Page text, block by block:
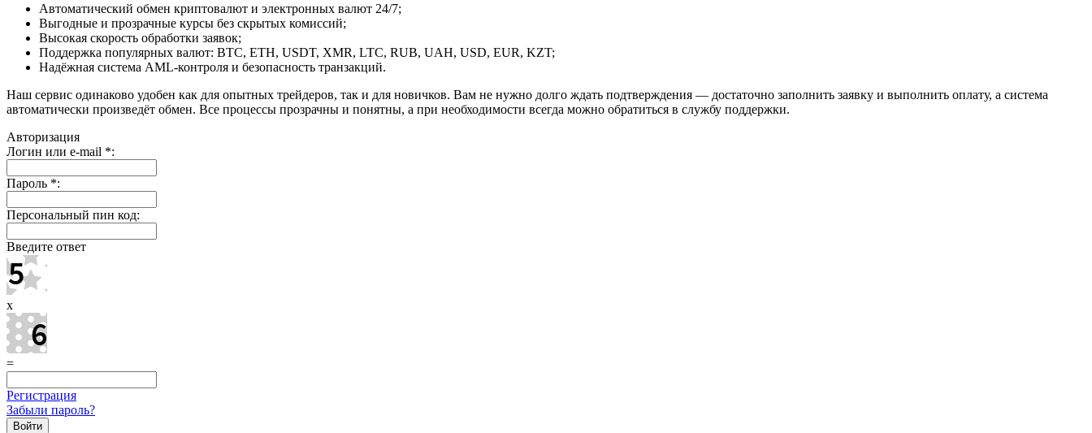
Автоматический обмен криптовалют и электронных валют 24/7;
Выгодные и прозрачные курсы без скрытых комиссий;
Высокая скорость обработки заявок;
Поддержка популярных валют: BTC, ETH, USDT, XMR, LTC, RUB, UAH, USD, EUR, KZT;
Надёжная система AML-контроля и безопасность транзакций.
Наш сервис одинаково удобен как для опытных трейдеров, так и для новичков. Вам не нужно долго ждать подтверждения — достаточно заполнить заявку и выполнить оплату, а система
автоматически произведёт обмен. Все процессы прозрачны и понятны, а при необходимости всегда можно обратиться в службу поддержки.
Авторизация
Логин или e-mail *:
Пароль *:
Персональный пин код:
Введите ответ
x
=
Регистрация
Забыли пароль?